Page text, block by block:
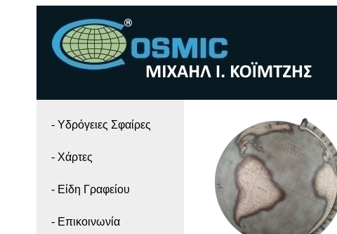
- Yδρόγειες Σφαίρες
- Χάρτες
- Είδη Γραφείου
- Επικοινωνία